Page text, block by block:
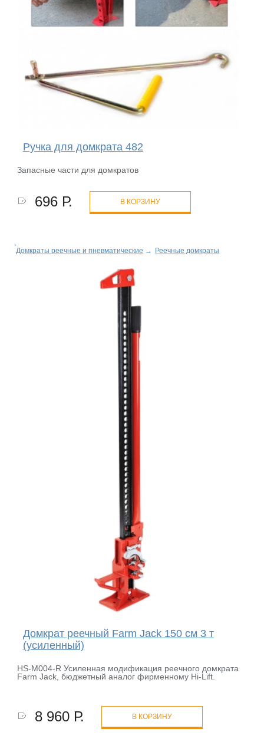
Ручка для домкрата 482
Запасные части для домкратов
696 Р. В КОРЗИНУ
Домкраты реечные и пневматические → Реечные домкраты
Домкрат реечный Farm Jack 150 см 3 т
(усиленный)
HS-M004-R Усиленная модификация реечного домкрата
Farm Jack, бюджетный аналог фирменному Hi-Lift.
8 960 Р. В КОРЗИНУ